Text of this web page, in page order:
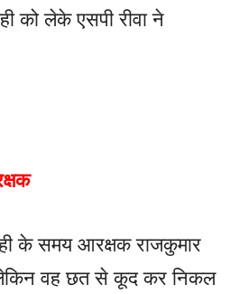
को लेके एसपी रीवा ने
के समय आरक्षक राजकुमार
वह छत से कूद कर निकल